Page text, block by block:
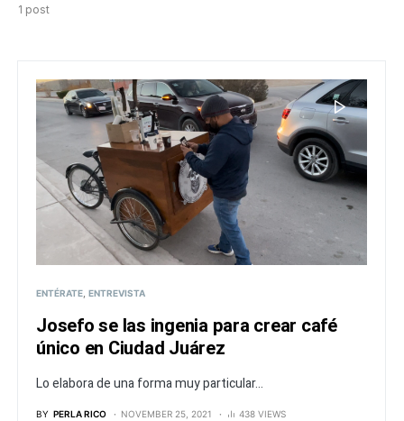
1 post
ENTÉRATE ENTREVISTA
Josefo se las ingenia para crear café
único en Ciudad Juárez
Lo elabora de una forma muy particular...
BY PERLA RICO NOVEMBER 25, 2021 438 VIEWS